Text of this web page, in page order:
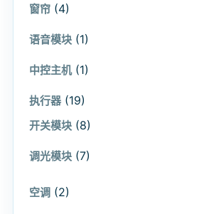
窗帘 (4)
语音模块 (1)
中控主机 (1)
执行器 (19)
开关模块 (8)
调光模块 (7)
空调 (2)